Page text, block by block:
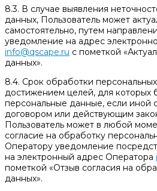
8.3. В случае выявления
данных, Пользователь может
самостоятельно, путем
уведомление на адрес
info@qscape.ru с пометкой
данных».
8.4. Срок обработки
достижением целей, для которых
персональные данные, если иной
договором или действующим
Пользователь может в любой
согласие на обработку
Оператору уведомление
на электронный адрес Оператора
пометкой «Отзыв согласия на
данных».